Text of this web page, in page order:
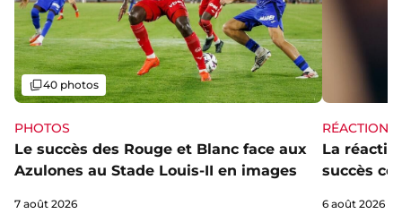
PHOTOS
Le succès des Rouge et Blanc face aux
Azulones au Stade Louis-II en images
Galerie
40 photos
7 août 2026
RÉACTIONS
La
succès
6 août 2026